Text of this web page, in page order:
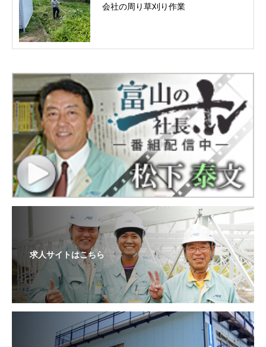
会社の周り草刈り作業
求人サイトはこちら